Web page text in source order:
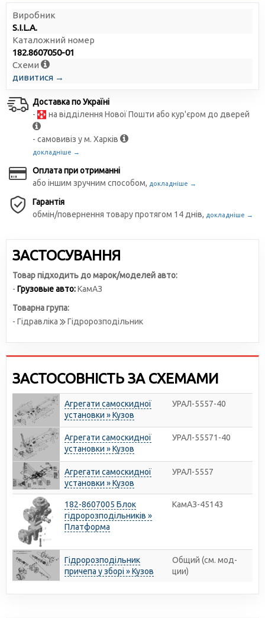
Виробник
S.I.L.A.
Каталожний номер
182.8607050-01
Схеми
дивитися →
Доставка по Україні
-
на відділення Нової Пошти або кур'єром до дверей
- самовивіз у м. Харків
докладніше →
Оплата при отриманні
або іншим зручним способом, докладніше →
Гарантія
обмін/повернення товару протягом 14 днів, докладніше →
ЗАСТОСУВАННЯ
Товар підходить до марок/моделей авто:
- Грузовые авто:КамАЗ
Товарна група:
- Гідравліка
Гідророзподільник
ЗАСТОСОВНІСТЬ ЗА СХЕМАМИ
Агрегати самоскидної
установки » Кузов
УРАЛ-5557-40
Агрегати самоскидної
установки » Кузов
УРАЛ-55571-40
Агрегати самоскидної
установки » Кузов
УРАЛ-5557
182-8607005 Блок
гідророзподільників »
Платформа
КамАЗ-45143
Гідророзподільник
причепа у зборі » Кузов
Общий (см. мод-
ции)